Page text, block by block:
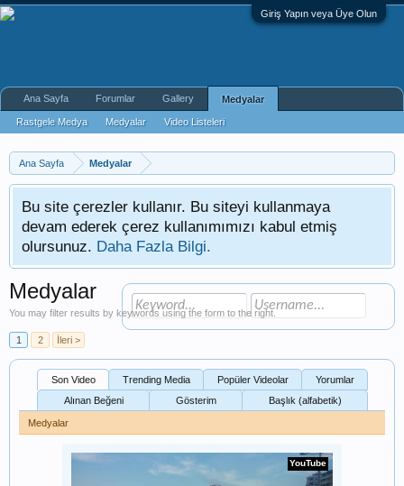
Giriş Yapın veya Üye Olun
Ana Sayfa Medyalar
Bu site çerezler kullanır. Bu siteyi kullanmaya
devam ederek çerez kullanımımızı kabul etmiş
olursunuz. Daha Fazla Bilgi.
Medyalar
You may filter results by keywords using the form to the right.
1 2 İleri >
Son Video Trending Media Popüler Videolar
Yorumlar
Alınan Beğeni
Gösterim Başlık (alfabetik)
Medyalar
YouTube
Ana Sayfa Forumlar Gallery Medyalar
Rastgele Medya Medyalar Video Listeleri